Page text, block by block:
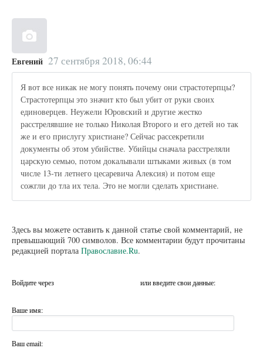
Евгений 27 сентября 2018, 06:44
Я вот все никак не могу понять почему они страстотерпцы?
Страстотерпцы это значит кто был убит от руки своих
единоверцев. Неужели Юровский и другие жестко
расстрелявшие не только Николая Второго и его детей но так
же и его прислугу христиане? Сейчас рассекретили
документы об этом убийстве. Убийцы сначала расстреляли
царскую семью, потом докалывали штыками живых (в том
числе 13-ти летнего цесаревича Алексия) и потом еще
сожгли до тла их тела. Это не могли сделать христиане.
Здесь вы можете оставить к данной статье свой комментарий, не
превышающий 700 символов. Все комментарии будут прочитаны
редакцией портала Православие.Ru.
Войдите через или введите свои данные:
Ваше имя:
Ваш email: